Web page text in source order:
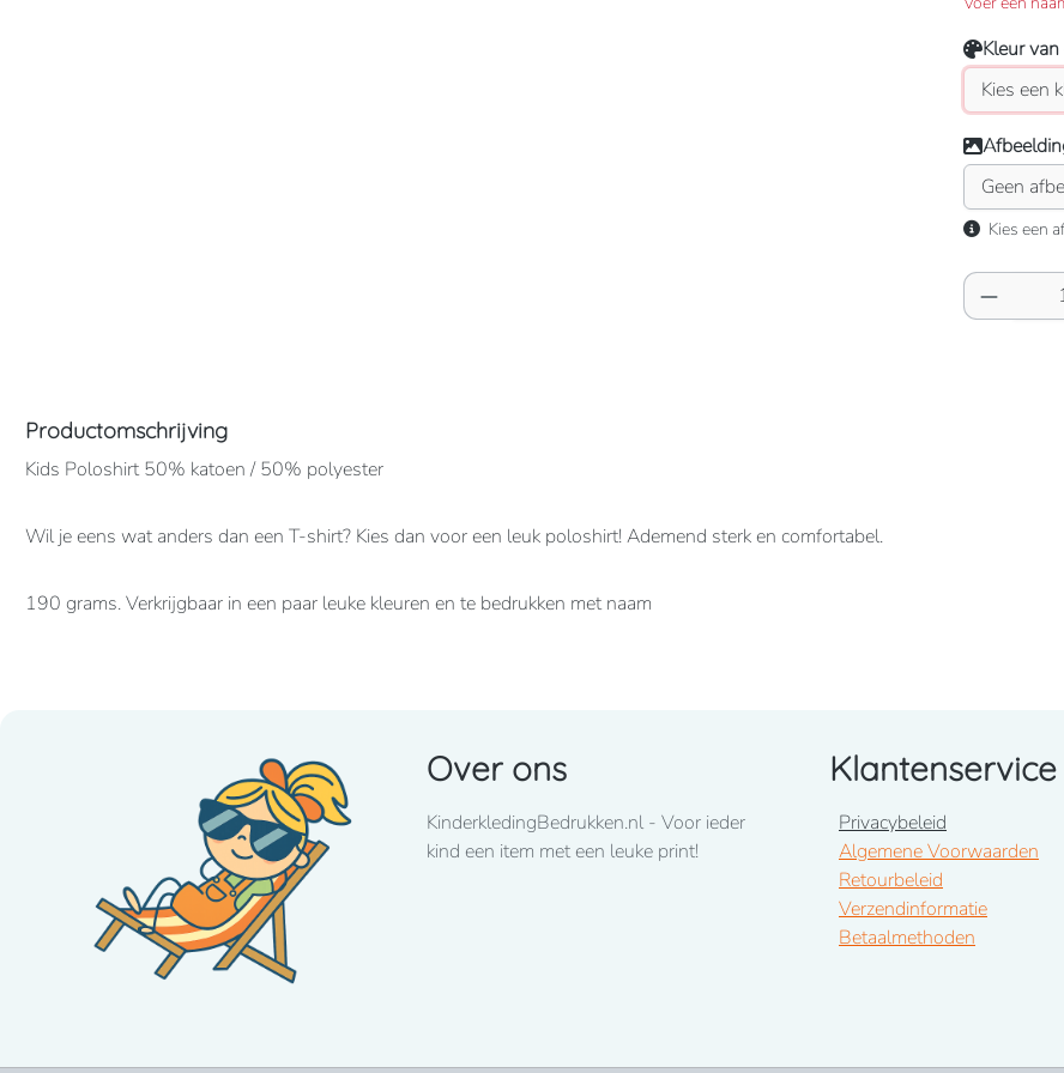
Kleur
Kies een
Productomschrijving
Kids Poloshirt 50% katoen / 50% polyester
Wil je eens wat anders dan een T-shirt? Kies dan voor een leuk poloshirt! Ademend sterk en comfortabel.
190 grams. Verkrijgbaar in een paar leuke kleuren en te bedrukken met naam
Over ons
KinderkledingBedrukken.nl - Voor ieder
kind een item met een leuke print!
Klantenservice
Privacybeleid
Algemene Voorwaarden
Retourbeleid
Verzendinformatie
Betaalmethoden